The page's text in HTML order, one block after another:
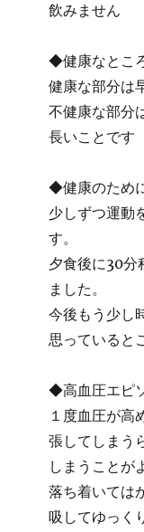
飲みません
◆健康なとこ
健康な部分は
不健康な部分
長いことです
◆健康のため
少しずつ運動
す。
夕食後に30分
ました。
今後もう少し
思っていると
◆高血圧エピ
１度血圧が高
張してしまう
しまうことが
落ち着いては
吸してゆっく